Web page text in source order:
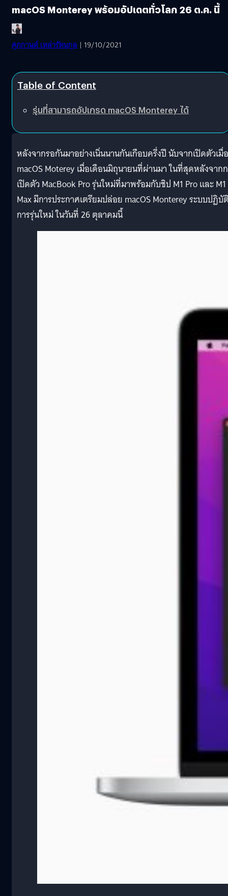
macOS Monterey พร้อมอัปเดตทั่วโลก 26 ต.ค. นี้
ศุภกานต์ เหล่ารัตนกุล | 19/10/2021
Table of Content
รุ่นที่สามารถอัปเกรด macOS Monterey ได้
หลังจากรอกันมาอย่างเนิ่นนานกันเกือบครึ่งปี นับจากเปิดตัวเมื่อ
macOS Moterey เมื่อเดือนมิถุนายนที่ผ่านมา ในที่สุดหลังจาก
เปิดตัว MacBook Pro รุ่นใหม่ที่มาพร้อมกับชิป M1 Pro และ M1
Max มีการประกาศเตรียมปล่อย macOS Monterey ระบบปฏิบั
การรุ่นใหม่ ในวันที่ 26 ตุลาคมนี้